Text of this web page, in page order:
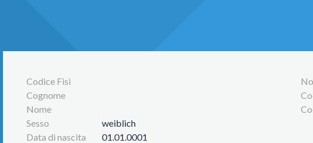
Codice Fisi
Cognome
Nome
Sesso
weiblich
Data di nascita
01.01.0001